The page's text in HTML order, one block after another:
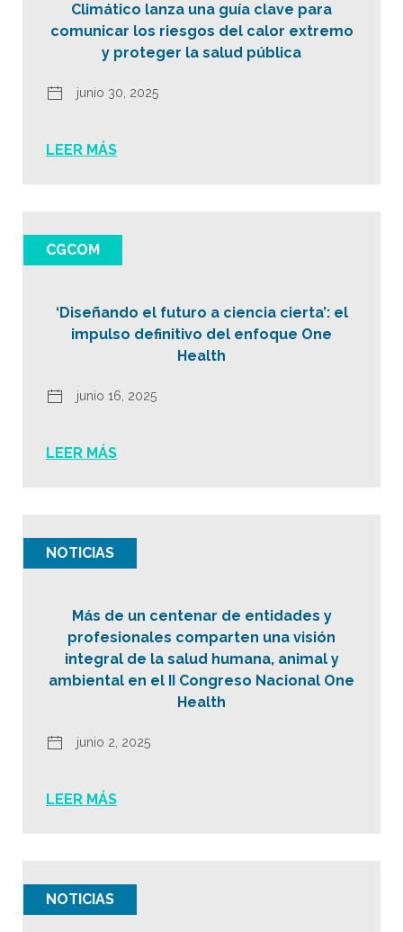
Climático lanza una guía clave para
comunicar los riesgos del calor extremo
y proteger la salud pública
junio 30, 2025
LEER MÁS
CGCOM
‘Diseñando el futuro a ciencia cierta’: el
impulso definitivo del enfoque One
Health
junio 16, 2025
LEER MÁS
NOTICIAS
Más de un centenar de entidades y
profesionales comparten una visión
integral de la salud humana, animal y
ambiental en el II Congreso Nacional One
Health
junio 2, 2025
LEER MÁS
NOTICIAS